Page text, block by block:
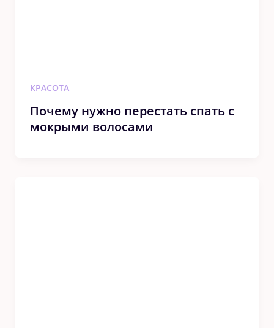
КРАСОТА
Почему нужно перестать спать с
мокрыми волосами